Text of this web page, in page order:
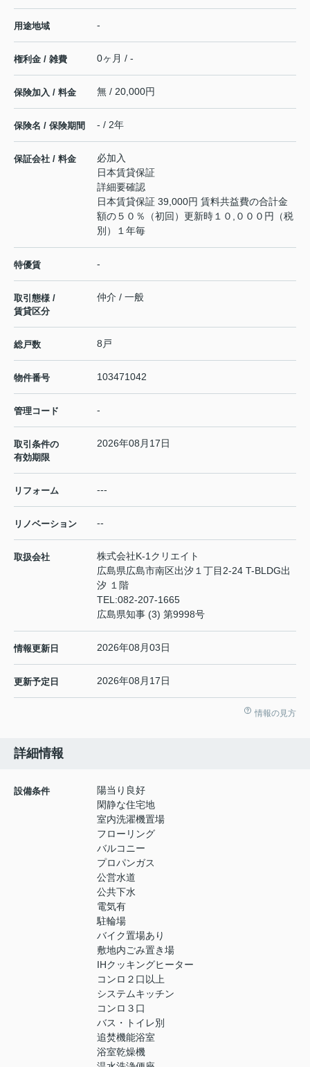
用途地域 -
権利金 / 雑費 0ヶ月 / -
保険加入 / 料金 無 / 20,000円
保険名 / 保険期間 - / 2年
保証会社 / 料金
必加入
日本賃貸保証
詳細要確認
日本賃貸保証 39,000円 賃料共益費の合計金
額の５０％（初回）更新時１０,０００円（税
別）１年毎
特優賃 -
取引態様 /
賃貸区分
仲介 / 一般
総戸数 8戸
物件番号 103471042
管理コード -
取引条件の
有効期限
2026年08月17日
リフォーム ---
リノベーション --
取扱会社
株式会社K-1クリエイト
広島県広島市南区出汐１丁目2-24 T-BLDG出
汐 １階
TEL:082-207-1665
広島県知事 (3) 第9998号
情報更新日 2026年08月03日
更新予定日 2026年08月17日
情報の見方
詳細情報
設備条件
陽当り良好
閑静な住宅地
室内洗濯機置場
フローリング
バルコニー
プロパンガス
公営水道
公共下水
電気有
駐輪場
バイク置場あり
敷地内ごみ置き場
IHクッキングヒーター
コンロ２口以上
システムキッチン
コンロ３口
バス・トイレ別
追焚機能浴室
浴室乾燥機